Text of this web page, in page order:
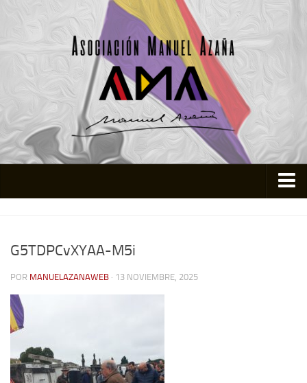
Actividades
Memoria Histórica
Investigación previa de la represión en Talavera de la Reina (1937-
G5TDPCvXYAA-M5i
POR MANUELAZANAWEB · 13 NOVIEMBRE, 2025